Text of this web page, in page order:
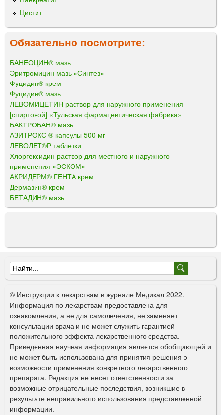
Цистит
Обязательно посмотрите:
БАНЕОЦИН® мазь
Эритромицин мазь «Синтез»
Фуцидин® крем
Фуцидин® мазь
ЛЕВОМИЦЕТИН раствор для наружного применения
[спиртовой] «Тульская фармацевтическая фабрика»
БАКТРОБАН® мазь
АЗИТРОКС ® капсулы 500 мг
ЛЕВОЛЕТ®Р таблетки
Хлоргексидин раствор для местного и наружного
применения «ЭСКОМ»
АКРИДЕРМ® ГЕНТА крем
Дермазин® крем
БЕТАДИН® мазь
Ф
о
р
м
а
п
о
и
с
к
© Инструкции к лекарствам в журнале Медикал 2022.
Информация по лекарствам предоставлена для
ознакомления, а не для самолечения, не заменяет
консультации врача и не может служить гарантией
положительного эффекта лекарственного средства.
Приведенная научная информация является обобщающей и
не может быть использована для принятия решения о
возможности применения конкретного лекарственного
препарата. Редакция не несет ответственности за
возможные отрицательные последствия, возникшие в
результате неправильного использования представленной
информации.